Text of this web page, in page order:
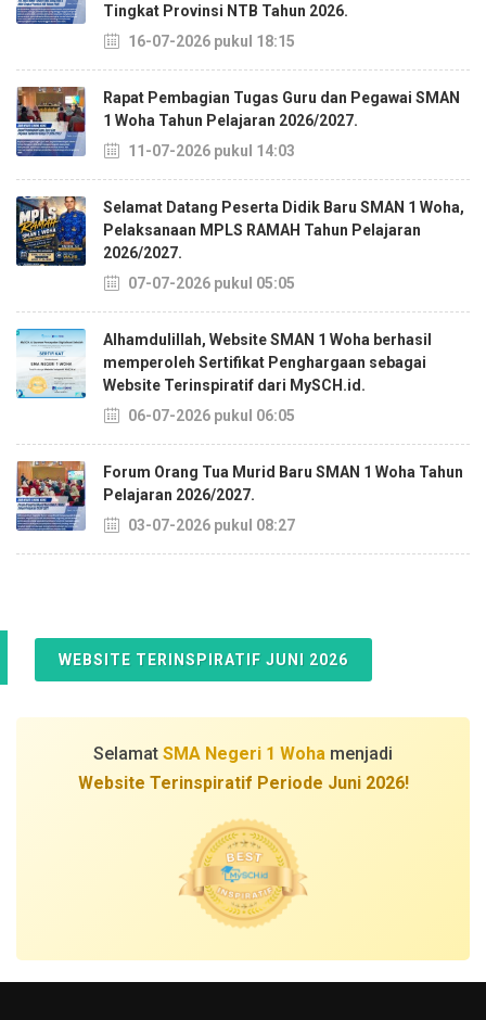
Tingkat Provinsi NTB Tahun 2026.
16-07-2026 pukul 18:15
Rapat Pembagian Tugas Guru dan Pegawai SMAN
1 Woha Tahun Pelajaran 2026/2027.
11-07-2026 pukul 14:03
Selamat Datang Peserta Didik Baru SMAN 1 Woha,
Pelaksanaan MPLS RAMAH Tahun Pelajaran
2026/2027.
07-07-2026 pukul 05:05
Alhamdulillah, Website SMAN 1 Woha berhasil
memperoleh Sertifikat Penghargaan sebagai
Website Terinspiratif dari MySCH.id.
06-07-2026 pukul 06:05
Forum Orang Tua Murid Baru SMAN 1 Woha Tahun
Pelajaran 2026/2027.
03-07-2026 pukul 08:27
WEBSITE TERINSPIRATIF JUNI 2026
Selamat SMA Negeri 1 Woha menjadi
Website Terinspiratif Periode Juni 2026!